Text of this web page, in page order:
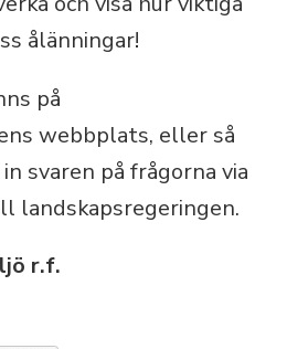
ålänningar!
på
webbplats, eller så
svaren på frågorna via
landskapsregeringen.
r.f.